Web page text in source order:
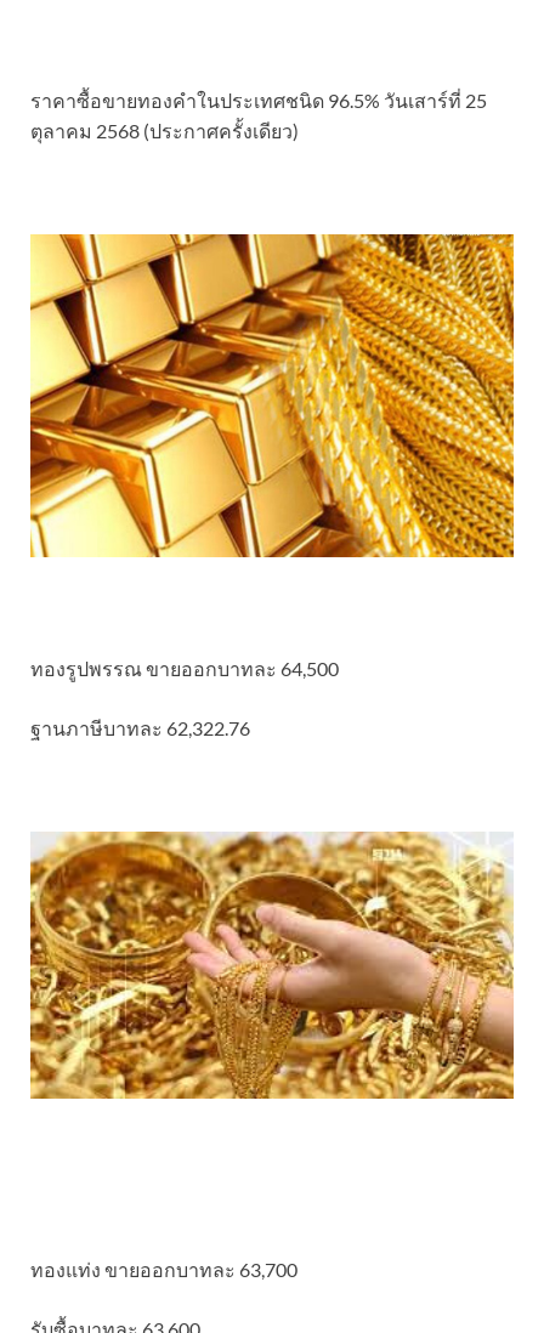
ราคาซื้อขายทองคําในประเทศชนิด 96.5% วันเสาร์ที่ 25
ตุลาคม 2568 (ประกาศครั้งเดียว)
ทองรูปพรรณ ขายออกบาทละ 64,500
ฐานภาษีบาทละ 62,322.76
ทองแท่ง ขายออกบาทละ 63,700